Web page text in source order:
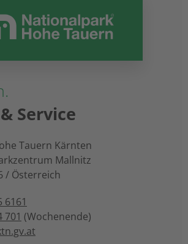
Service
Tauern Kärnten
Mallnitz
/ Österreich
6161
701 (Wochenende)